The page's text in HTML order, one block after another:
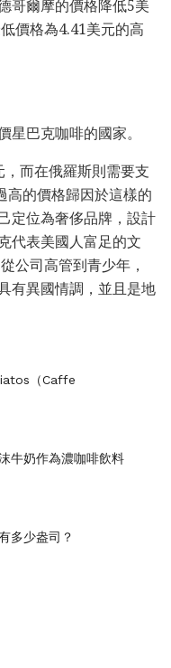
哥爾摩的價格降低5美
價格為4.41美元的高
星巴克咖啡的國家。
而在俄羅斯則需要支
高的價格歸因於這樣的
定位為奢侈品牌，設計
代表美國人富足的文
公司高管到青少年，
有異國情調，並且是地
（Caffe
牛奶作為濃咖啡飲料
多少盎司？